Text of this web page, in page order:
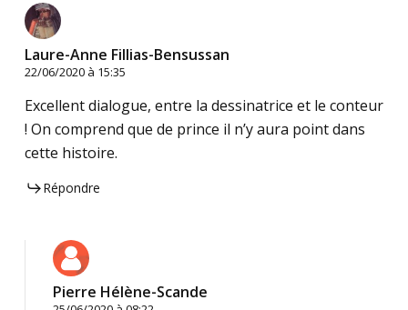
Laure-Anne Fillias-Bensussan
22/06/2020 à 15:35
Excellent dialogue, entre la dessinatrice et le conteur
! On comprend que de prince il n’y aura point dans
cette histoire.
Répondre
Pierre Hélène-Scande